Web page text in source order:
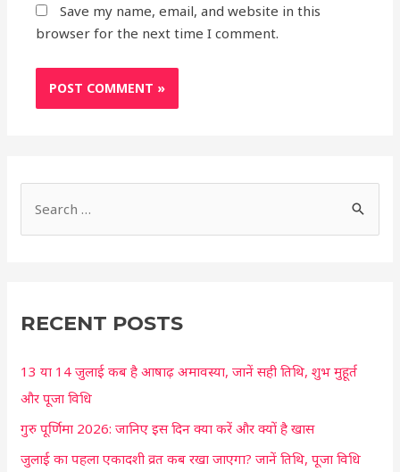
Save my name, email, and website in this
browser for the next time I comment.
e
c
f
o
r
:
RECENT POSTS
13 या 14 जुलाई कब है आषाढ़ अमावस्या, जानें सही तिथि, शुभ मुहूर्त
और पूजा विधि
गुरु पूर्णिमा 2026: जानिए इस दिन क्या करें और क्यों है खास
जुलाई का पहला एकादशी व्रत कब रखा जाएगा? जानें तिथि, पूजा विधि